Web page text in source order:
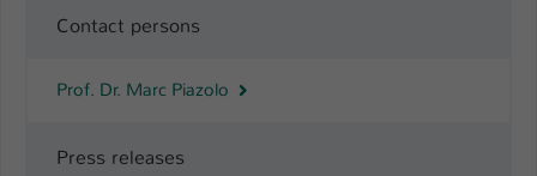
Contact persons
Prof. Dr. Marc Piazolo
Press releases